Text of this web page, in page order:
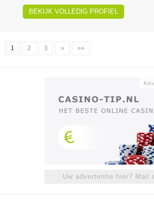
BEKIJK VOLLEDIG PROFIEL
1 2 3 » »»
Uw advertentie hier? Mail